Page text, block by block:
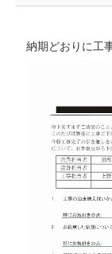
納期どおりに工